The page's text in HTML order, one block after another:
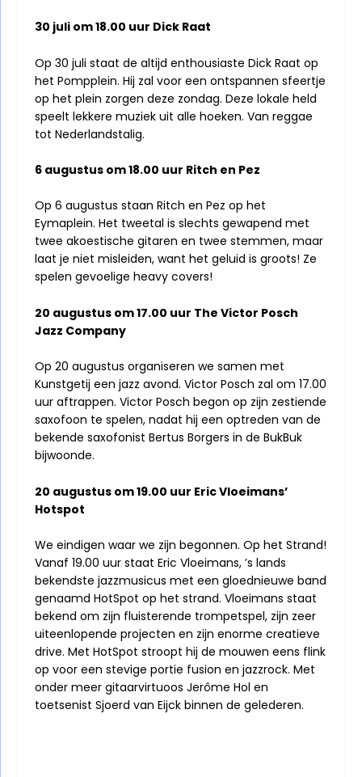
30 juli om 18.00 uur Dick Raat
Op 30 juli staat de altijd enthousiaste Dick Raat op
het Pompplein. Hij zal voor een ontspannen sfeertje
op het plein zorgen deze zondag. Deze lokale held
speelt lekkere muziek uit alle hoeken. Van reggae
tot Nederlandstalig.
6 augustus om 18.00 uur Ritch en Pez
Op 6 augustus staan Ritch en Pez op het
Eymaplein. Het tweetal is slechts gewapend met
twee akoestische gitaren en twee stemmen, maar
laat je niet misleiden, want het geluid is groots! Ze
spelen gevoelige heavy covers!
20 augustus om 17.00 uur The Victor Posch
Jazz Company
Op 20 augustus organiseren we samen met
Kunstgetij een jazz avond. Victor Posch zal om 17.00
uur aftrappen. Victor Posch begon op zijn zestiende
saxofoon te spelen, nadat hij een optreden van de
bekende saxofonist Bertus Borgers in de BukBuk
bijwoonde.
20 augustus om 19.00 uur Eric Vloeimans’
Hotspot
We eindigen waar we zijn begonnen. Op het Strand!
Vanaf 19.00 uur staat Eric Vloeimans, ’s lands
bekendste jazzmusicus met een gloednieuwe band
genaamd HotSpot op het strand. Vloeimans staat
bekend om zijn fluisterende trompetspel, zijn zeer
uiteenlopende projecten en zijn enorme creatieve
drive. Met HotSpot stroopt hij de mouwen eens flink
op voor een stevige portie fusion en jazzrock. Met
onder meer gitaarvirtuoos Jerôme Hol en
toetsenist Sjoerd van Eijck binnen de gelederen.